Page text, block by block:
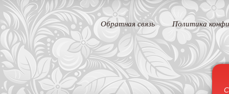
Обратная связь Политика